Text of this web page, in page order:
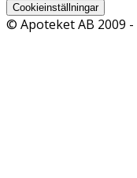
Cookieinställningar
© Apoteket AB 2009 -